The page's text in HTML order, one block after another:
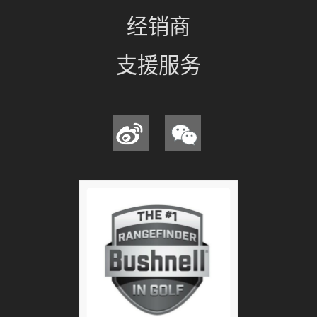
经销商
支援服务